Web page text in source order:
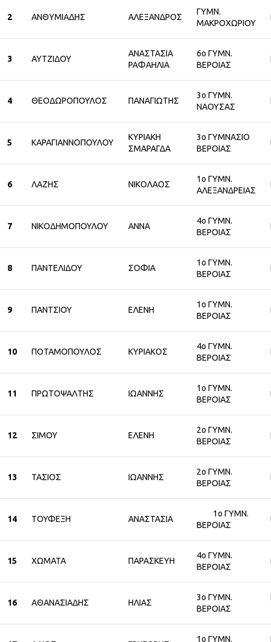
2 ΑΝΘΥΜΙΑΔΗΣ ΑΛΕΞΑΝΔΡΟΣ
ΓΥΜΝ.
ΜΑΚΡΟΧΩΡΙΟΥ
3 ΑΥΤΖΙΔΟΥ
ΑΝΑΣΤΑΣΙΑ
ΡΑΦΑΗΛΙΑ
6ο ΓΥΜΝ.
ΒΕΡΟΙΑΣ
4 ΘΕΟΔΩΡΟΠΟΥΛΟΣ ΠΑΝΑΓΙΩΤΗΣ
3ο ΓΥΜΝ.
ΝΑΟΥΣΑΣ
5 ΚΑΡΑΓΙΑΝΝΟΠΟΥΛΟΥ
ΚΥΡΙΑΚΗ
ΣΜΑΡΑΓΔΑ
3ο ΓΥΜΝΑΣΙΟ
ΒΕΡΟΙΑΣ
6 ΛΑΖΗΣ ΝΙΚΟΛΑΟΣ
1ο ΓΥΜΝ.
ΑΛΕΞΑΝΔΡΕΙΑΣ
7 ΝΙΚΟΔΗΜΟΠΟΥΛΟΥ ΑΝΝΑ
4ο ΓΥΜΝ.
ΒΕΡΟΙΑΣ
8 ΠΑΝΤΕΛΙΔΟΥ ΣΟΦΙΑ
1ο ΓΥΜΝ.
ΒΕΡΟΙΑΣ
9 ΠΑΝΤΣΙΟΥ ΕΛΕΝΗ
1ο ΓΥΜΝ.
ΒΕΡΟΙΑΣ
10 ΠΟΤΑΜΟΠΟΥΛΟΣ ΚΥΡΙΑΚΟΣ
4ο ΓΥΜΝ.
ΒΕΡΟΙΑΣ
11 ΠΡΩΤΟΨΑΛΤΗΣ ΙΩΑΝΝΗΣ
1ο ΓΥΜΝ.
ΒΕΡΟΙΑΣ
12 ΣΙΜΟΥ ΕΛΕΝΗ
2ο ΓΥΜΝ.
ΒΕΡΟΙΑΣ
13 ΤΑΣΙΟΣ ΙΩΑΝΝΗΣ
2ο ΓΥΜΝ.
ΒΕΡΟΙΑΣ
14 ΤΟΥΦΕΞΗ ΑΝΑΣΤΑΣΙΑ
1ο ΓΥΜΝ.
ΒΕΡΟΙΑΣ
15 ΧΩΜΑΤΑ ΠΑΡΑΣΚΕΥΗ
4ο ΓΥΜΝ.
ΒΕΡΟΙΑΣ
16 ΑΘΑΝΑΣΙΑΔΗΣ ΗΛΙΑΣ
3ο ΓΥΜΝ.
ΒΕΡΟΙΑΣ
1ο ΓΥΜΝ.